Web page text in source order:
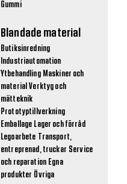
Gummi
Blandade material
Butiksinredning
Industriautomation
Ytbehandling Maskiner och
material Verktyg och
mätteknik
Prototyptillverkning
Emballage Lager och förråd
Legoarbete
Transport,
entreprenad, truckar Service
och reparation Egna
produkter Övriga